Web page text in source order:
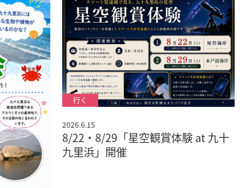
2026.6.15
8/22・8/29「星空観賞体験 at 九十
九里浜」開催